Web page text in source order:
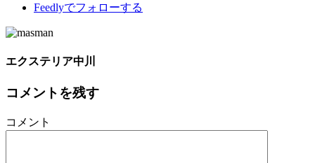
Feedlyでフォローする
エクステリア中川
コメントを残す
コメント